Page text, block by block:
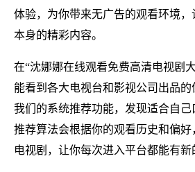
体验，为你带来无广告的观看环境，
本身的精彩内容。
在“沈娜娜在线观看免费高清电视剧
能看到各大电视台和影视公司出品
我们的系统推荐功能，发现适合自
推荐算法会根据你的观看历史和偏
电视剧，让你每次进入平台都能有新